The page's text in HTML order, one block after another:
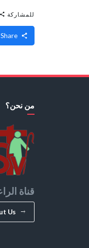
للمشاركة
من نحن؟
قناة
Us